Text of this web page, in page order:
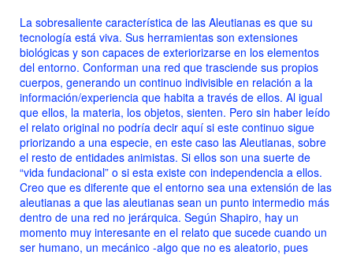
La sobresaliente característica de las Aleutianas es que su
tecnología está viva. Sus herramientas son extensiones
biológicas y son capaces de exteriorizarse en los elementos
del entorno. Conforman una red que trasciende sus propios
cuerpos, generando un continuo indivisible en relación a la
información/experiencia que habita a través de ellos. Al igual
que ellos, la materia, los objetos, sienten. Pero sin haber leído
el relato original no podría decir aquí si este continuo sigue
priorizando a una especie, en este caso las Aleutianas, sobre
el resto de entidades animistas. Si ellos son una suerte de
“vida fundacional” o si esta existe con independencia a ellos.
Creo que es diferente que el entorno sea una extensión de las
aleutianas a que las aleutianas sean un punto intermedio más
dentro de una red no jerárquica. Según Shapiro, hay un
momento muy interesante en el relato que sucede cuando un
ser humano, un mecánico -algo que no es aleatorio, pues